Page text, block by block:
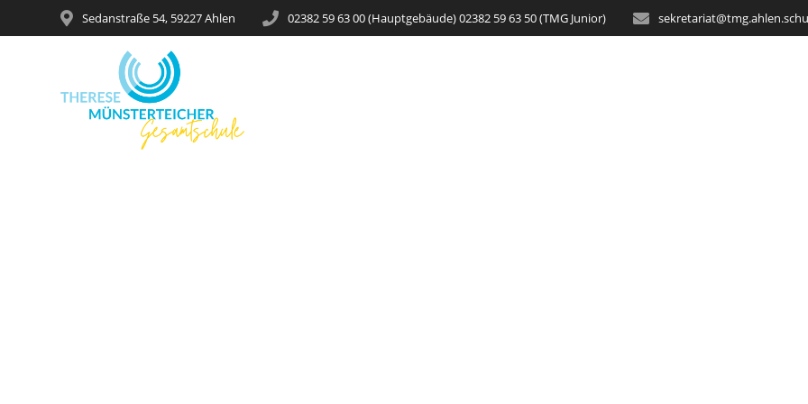
Sedanstraße 54, 59227 Ahlen 02382 59 63 00 (Hauptgebäude) 02382 59 63 50 (TMG Junior)